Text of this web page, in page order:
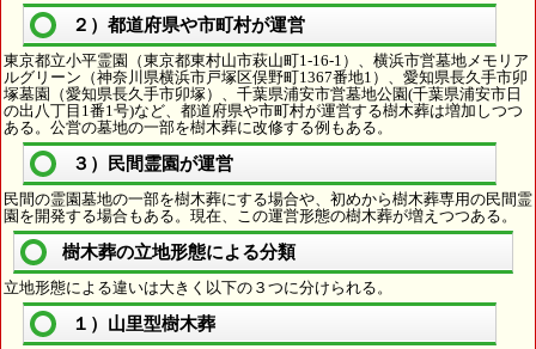
２）都道府県や市町村が運営
東京都立小平霊園（東京都東村山市萩山町1-16-1）、横浜市営墓地メモリア
ルグリーン（神奈川県横浜市戸塚区俣野町1367番地1）、愛知県長久手市卯
塚墓園（愛知県長久手市卯塚）、千葉県浦安市営墓地公園(千葉県浦安市日
の出八丁目1番1号)など、都道府県や市町村が運営する樹木葬は増加しつつ
ある。公営の墓地の一部を樹木葬に改修する例もある。
３）民間霊園が運営
民間の霊園墓地の一部を樹木葬にする場合や、初めから樹木葬専用の民間霊
園を開発する場合もある。現在、この運営形態の樹木葬が増えつつある。
樹木葬の立地形態による分類
立地形態による違いは大きく以下の３つに分けられる。
１）山里型樹木葬